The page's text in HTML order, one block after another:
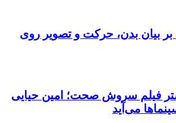
بر بیان بدن، حرکت و تصویر روی
فیلم سروش صحت؛ امین حیایی
می‌آید